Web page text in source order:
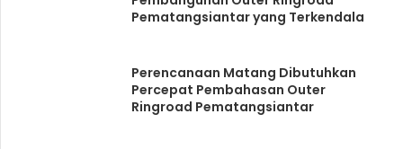
Pematangsiantar yang Terkendala
Perencanaan Matang Dibutuhkan
Percepat Pembahasan Outer
Ringroad Pematangsiantar